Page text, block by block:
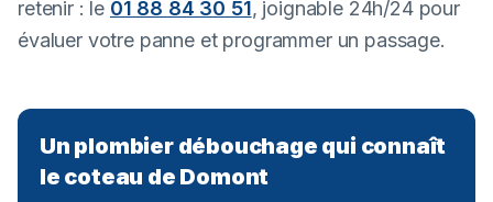
retenir : le 01 88 84 30 51, joignable 24h/24 pour
évaluer votre panne et programmer un passage.
Un plombier débouchage qui connaît
le coteau de Domont